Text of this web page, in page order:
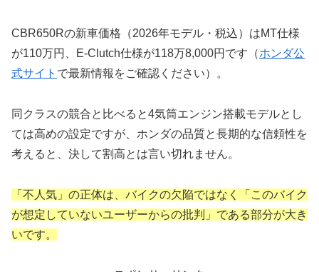
CBR650Rの新車価格（2026年モデル・税込）はMT仕様
が110万円、E-Clutch仕様が118万8,000円です（ホンダ公
式サイト で最新情報をご確認ください）。
同クラスの競合と比べると4気筒エンジン搭載モデルとし
ては高めの設定ですが、ホンダの品質と長期的な信頼性を
考えると、決して割高とは言い切れません。
「不人気」の正体は、バイクの欠陥ではなく「このバイク
が想定していないユーザーからの批判」である部分が大き
いです。